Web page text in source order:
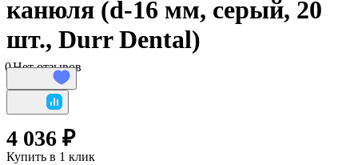
канюля (d-16 мм, серый, 20
шт., Durr Dental)
0Нет отзывов
4 036 ₽
Купить в 1 клик